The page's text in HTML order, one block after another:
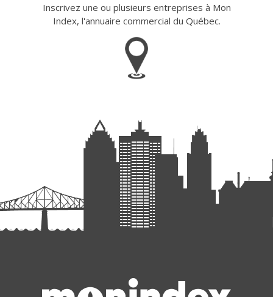
Inscrivez une ou plusieurs entreprises à Mon
Index, l'annuaire commercial du Québec.